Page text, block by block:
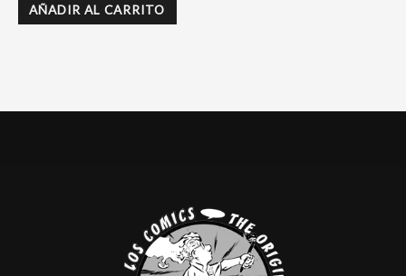
AÑADIR AL CARRITO